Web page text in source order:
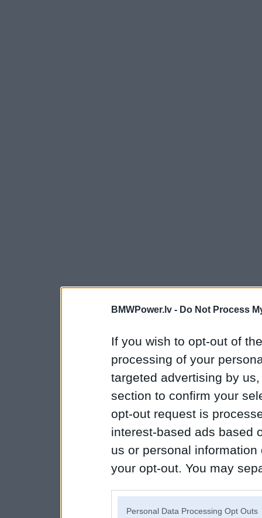
BMWPower.lv - Do Not Process
If you wish to opt-out of
processing of your
targeted advertising by
section to confirm your
opt-out request is
interest-based ads based
us or personal
your opt-out. You may
Personal Data Processing Opt Outs